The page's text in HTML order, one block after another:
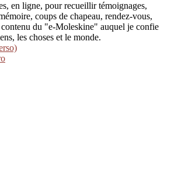
en ligne, pour recueillir témoignages,
coups de chapeau, rendez-vous,
du "e-Moleskine" auquel je confie
les choses et le monde.